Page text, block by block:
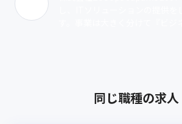
・コロナ情勢以前から、テレワークなど労働
組んでおり社員は柔軟な働き方を実践してい
社員と一緒に作りに挑戦し続けます。
同じ職種の求人